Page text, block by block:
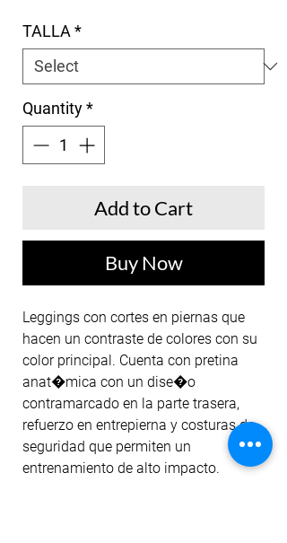
TALLA *
Quantity*
Add to Cart
Buy Now
Leggings con cortes en piernas que
hacen un contraste de colores con su
color principal. Cuenta con pretina
anat�mica con un dise�o
contramarcado en la parte trasera,
refuerzo en entrepierna y costuras de
seguridad que permiten un
entrenamiento de alto impacto.